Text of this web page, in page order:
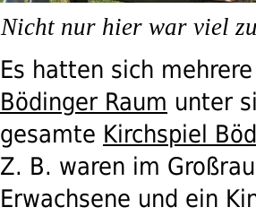
Nicht nur hier war viel
Es hatten sich
Bödinger Raum unter
gesamte Kirchspiel
Z. B. waren im
Erwachsene und ein